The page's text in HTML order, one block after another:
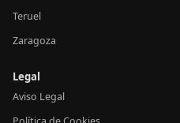
Teruel
Zaragoza
Legal
Aviso Legal